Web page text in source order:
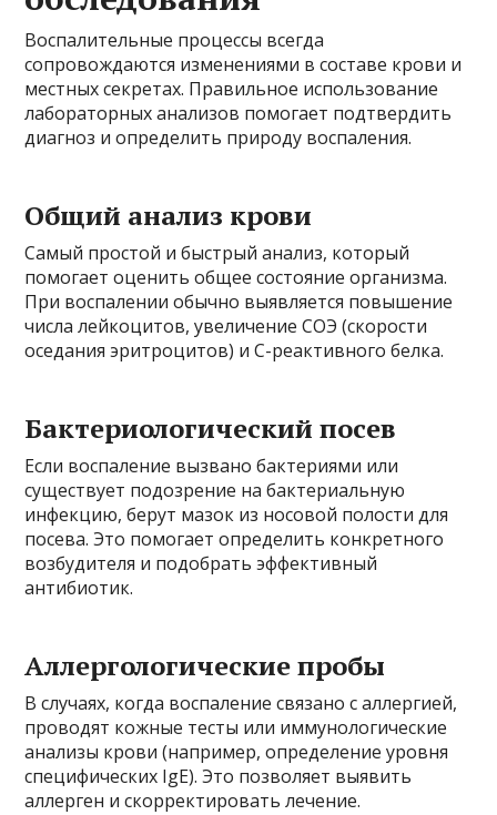
Воспалительные процессы всегда
сопровождаются изменениями в составе крови и
местных секретах. Правильное использование
лабораторных анализов помогает подтвердить
диагноз и определить природу воспаления.
Общий анализ крови
Самый простой и быстрый анализ, который
помогает оценить общее состояние организма.
При воспалении обычно выявляется повышение
числа лейкоцитов, увеличение СОЭ (скорости
оседания эритроцитов) и C-реактивного белка.
Бактериологический посев
Если воспаление вызвано бактериями или
существует подозрение на бактериальную
инфекцию, берут мазок из носовой полости для
посева. Это помогает определить конкретного
возбудителя и подобрать эффективный
антибиотик.
Аллергологические пробы
В случаях, когда воспаление связано с аллергией,
проводят кожные тесты или иммунологические
анализы крови (например, определение уровня
специфических IgE). Это позволяет выявить
аллерген и скорректировать лечение.